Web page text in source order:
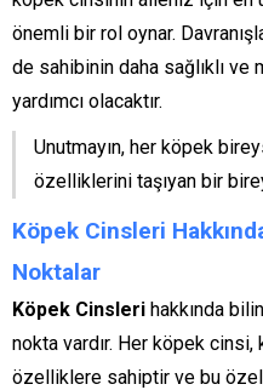
önemli bir rol oynar.
de sahibinin daha sağlıklı ve
yardımcı olacaktır.
Unutmayın, her köpek
özelliklerini taşıyan bir
Köpek Cinsleri
Noktalar
Köpek Cinsleri hakkında
nokta vardır. Her köpek
özelliklere sahiptir ve bu